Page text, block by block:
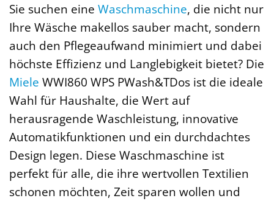
Sie suchen eine Waschmaschine, die nicht nur
Ihre Wäsche makellos sauber macht, sondern
auch den Pflegeaufwand minimiert und dabei
höchste Effizienz und Langlebigkeit bietet? Die
Miele WWI860 WPS PWash&TDos ist die ideale
Wahl für Haushalte, die Wert auf
herausragende Waschleistung, innovative
Automatikfunktionen und ein durchdachtes
Design legen. Diese Waschmaschine ist
perfekt für alle, die ihre wertvollen Textilien
schonen möchten, Zeit sparen wollen und